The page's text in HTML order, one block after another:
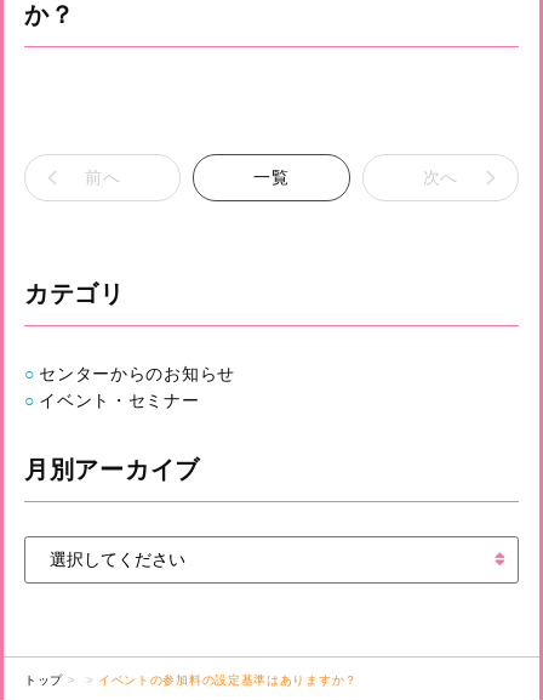
か？
前へ 一覧 次へ
カテゴリ
センターからのお知らせ
イベント・セミナー
月別アーカイブ
トップ イベントの参加料の設定基準はありますか？